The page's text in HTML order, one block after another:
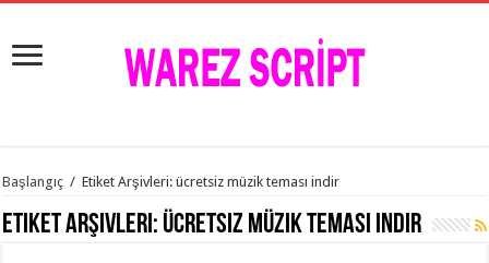
istanbul
evden
eve
Başlangıç / Etiket Arşivleri: ücretsiz müzik teması indir
Etiket Arşivleri: ücretsiz müzik teması indir